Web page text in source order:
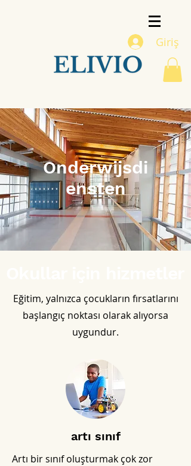
Giriş
Onderwijsdi
ensten
Eğitim, yalnızca çocukların fırsatlarını
başlangıç noktası olarak alıyorsa
uygundur.
artı sınıf
Artı bir sınıf oluşturmak çok zor